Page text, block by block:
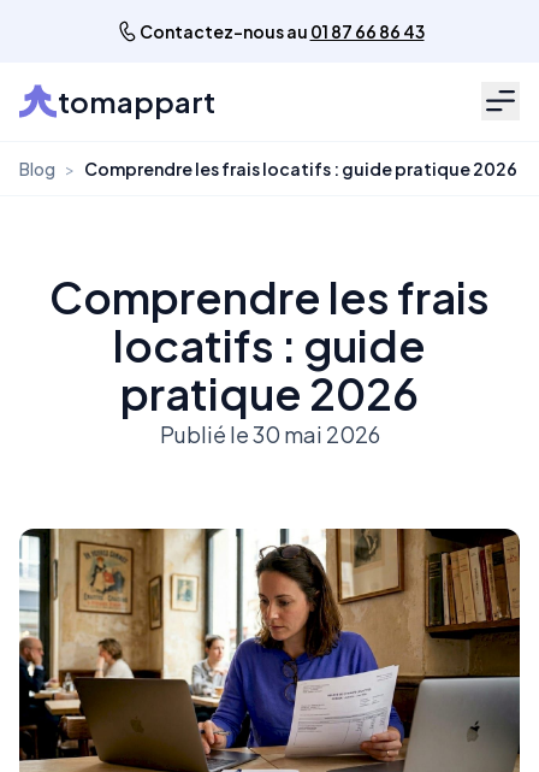
Contactez-nous au 01 87 66 86 43
tomappart
Blog > Comprendre les frais locatifs : guide pratique 2026
Comprendre les frais
locatifs : guide
pratique 2026
Publié le 30 mai 2026